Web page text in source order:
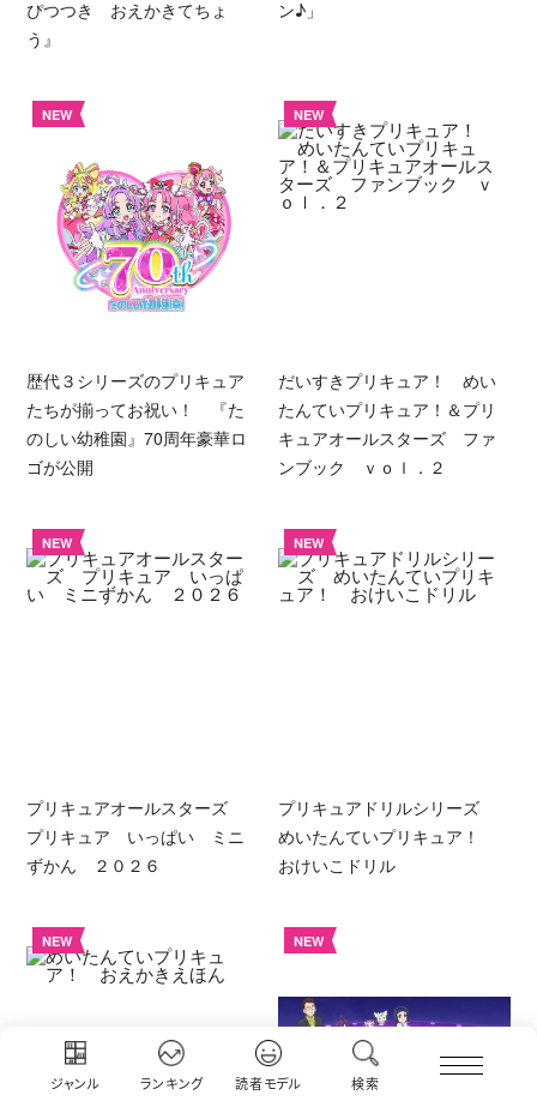
ジャンル ランキング 読者モデル 検索
ぴつつき おえかきてちょ
う』
ン♪」
NEW
歴代３シリーズのプリキュア
たちが揃ってお祝い！ 『た
のしい幼稚園』70周年豪華ロ
ゴが公開
NEW
だいすきプリキュア！ めい
たんていプリキュア！＆プリ
キュアオールスターズ ファ
ンブック ｖｏｌ．２
NEW
プリキュアオールスターズ
プリキュア いっぱい ミニ
ずかん ２０２６
NEW
プリキュアドリルシリーズ
めいたんていプリキュア！
おけいこドリル
NEW NEW